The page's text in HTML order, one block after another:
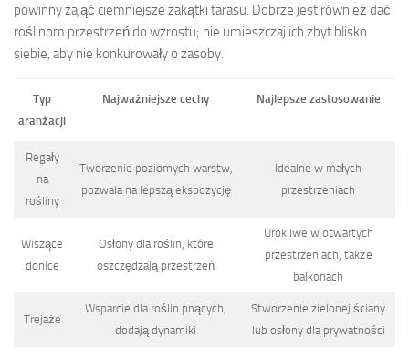
powinny zająć ciemniejsze zakątki tarasu. Dobrze jest również dać
roślinom przestrzeń do wzrostu; nie umieszczaj ich zbyt blisko
siebie, aby nie konkurowały o zasoby.
Typ
aranżacji
Najważniejsze cechy Najlepsze zastosowanie
Regały
na
rośliny
Tworzenie poziomych warstw,
pozwala na lepszą ekspozycję
Idealne w małych
przestrzeniach
Wiszące
donice
Osłony dla roślin, które
oszczędzają przestrzeń
Urokliwe w otwartych
przestrzeniach, także
balkonach
Trejaże
Wsparcie dla roślin pnących,
dodają dynamiki
Stworzenie zielonej ściany
lub osłony dla prywatności